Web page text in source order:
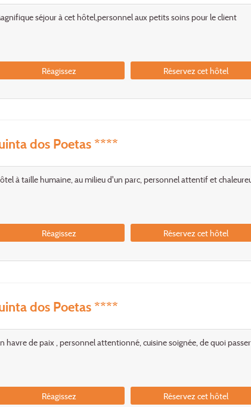
séjour à cet hôtel,personnel aux petits soins pour le client
Réagissez Réservez cet hôtel
dos Poetas ****
à taille humaine, au milieu d'un parc, personnel attentif et
Réagissez Réservez cet hôtel
dos Poetas ****
havre de paix , personnel attentionné, cuisine soignée, de quoi
Réagissez Réservez cet hôtel